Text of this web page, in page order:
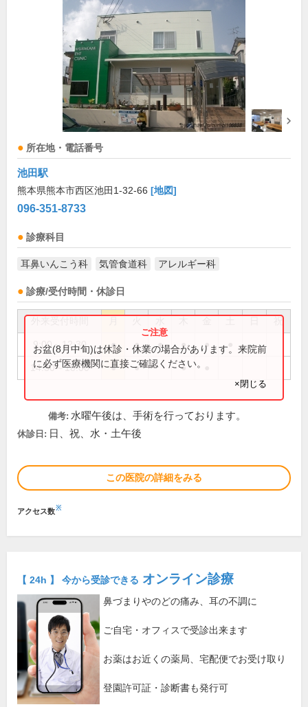
所在地・電話番号
池田駅
熊本県熊本市西区池田1-32-66 [地図]
096-351-8733
診療科目
耳鼻いんこう科 気管食道科 アレルギー科
診療/受付時間・休診日
祝
9:00～12:30 ● ● ● ● ●
14:30～18:00 ● ● ●
お盆(8月中旬)は休診・休業の場合があります。来院前
に必ず医療機関に直接ご確認ください。
×閉じる
備考: 水曜午後は、手術を行っております。
休診日: 日、祝、水・土午後
この医院の詳細をみる
アクセス数※
【 24h 】 今から受診できる オンライン診療
鼻づまりやのどの痛み、耳の不調に
ご自宅・オフィスで受診出来ます
お薬はお近くの薬局、宅配便でお受け取り
登園許可証・診断書も発行可